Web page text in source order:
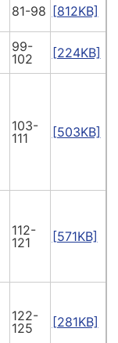
81-98 [812KB]
99-
102
[224KB]
103-
111
[503KB]
112-
121
[571KB]
122-
125
[281KB]